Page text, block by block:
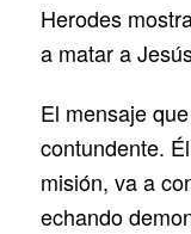
Herodes
a matar a
El mensaje
contundente.
misión, va a
echando